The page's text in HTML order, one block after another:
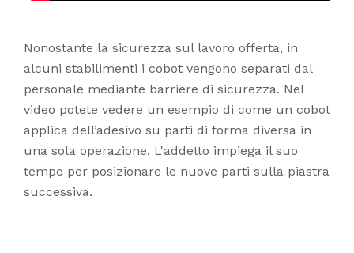
Nonostante la sicurezza sul lavoro offerta, in
alcuni stabilimenti i cobot vengono separati dal
personale mediante barriere di sicurezza. Nel
video potete vedere un esempio di come un cobot
applica dell’adesivo su parti di forma diversa in
una sola operazione. L'addetto impiega il suo
tempo per posizionare le nuove parti sulla piastra
successiva.